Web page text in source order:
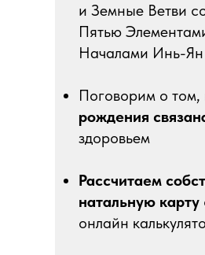
и Земные Ветви
Пятью
Началами Инь-Ян
Поговорим о том,
рождения
здоровьем
Рассчитаем
натальную карту
онлайн